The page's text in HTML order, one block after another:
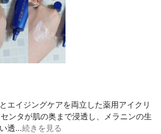
エイジングケアを両立した薬用アイクリ
ンタが肌の奥まで浸透し、メラニンの生
透…続きを見る